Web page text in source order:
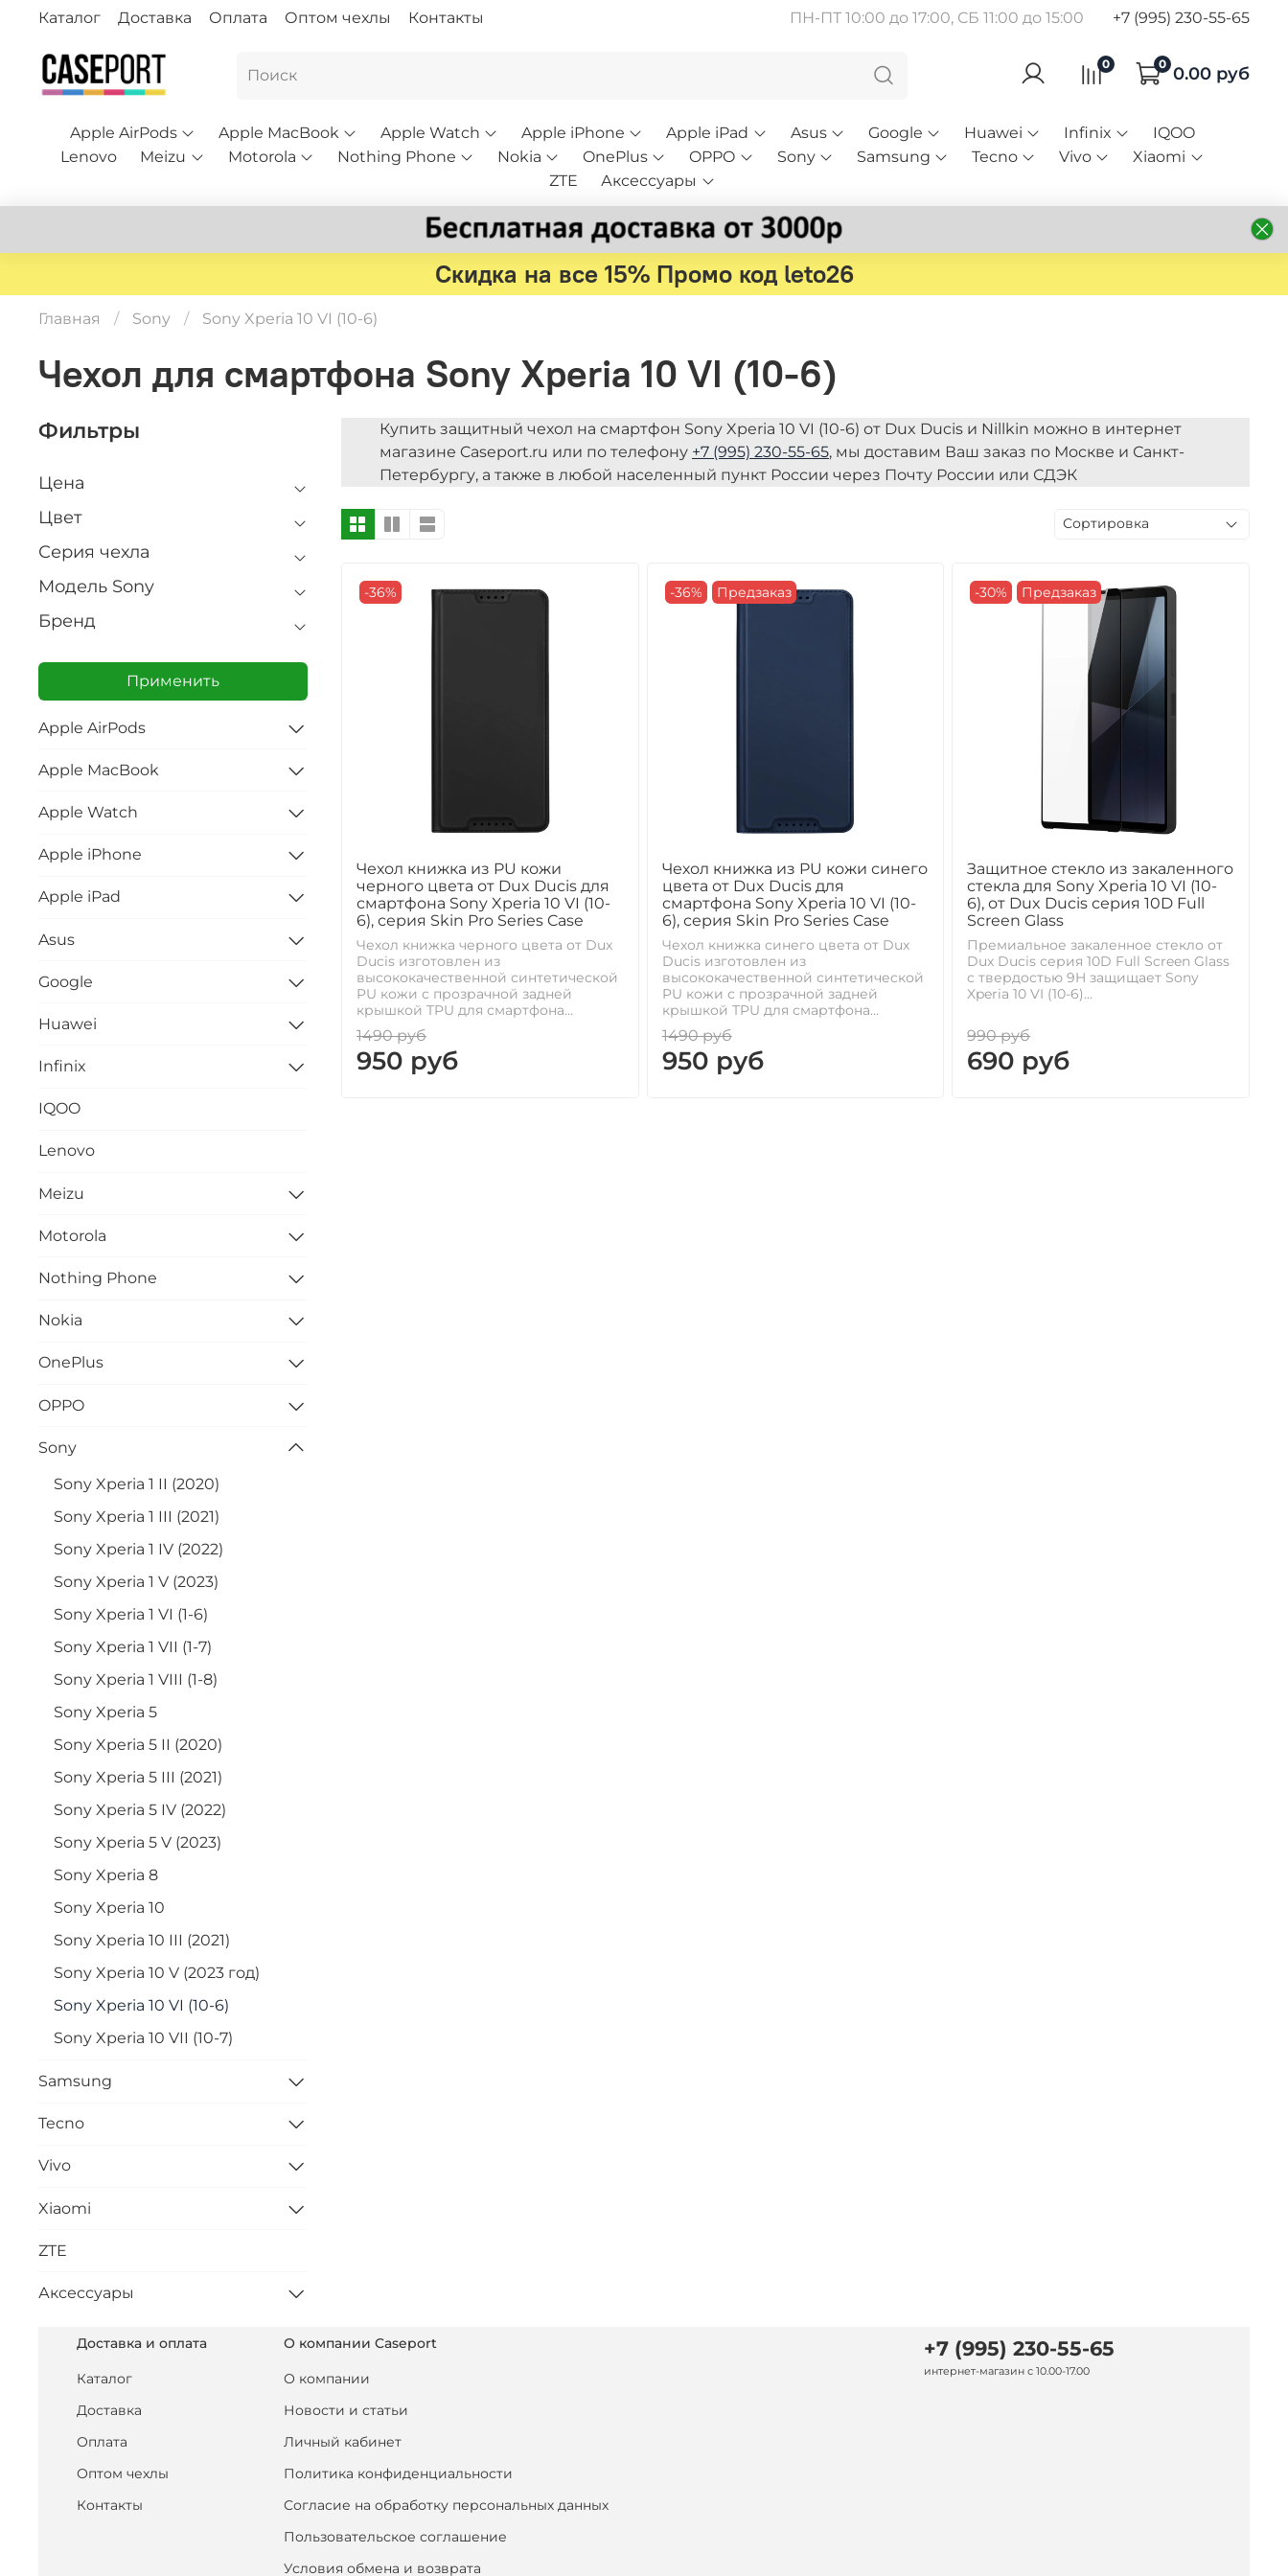
Каталог Доставка Оплата Оптом чехлы Контакты ПН-ПТ 10:00 до 17:00, СБ 11:00 до 15:00 +7 (995) 230-55-65
0 0 0.00 руб
Apple AirPods Apple MacBook Apple Watch Apple iPhone Apple iPad Asus Google Huawei Infinix
IQOO
Lenovo
Meizu Motorola Nothing Phone Nokia OnePlus OPPO Sony Samsung Tecno Vivo
Xiaomi
ZTE
Аксессуары
Скидка на все 15% Промо код leto26
Главная Sony Sony Xperia 10 VI (10-6)
Чехол для смартфона Sony Xperia 10 VI (10-6)
Купить защитный чехол на смартфон Sony Xperia 10 VI (10-6) от Dux Ducis и Nillkin можно в интернет
магазине Caseport.ru или по телефону +7 (995) 230-55-65, мы доставим Ваш заказ по Москве и Санкт-
Петербургу, а также в любой населенный пункт России через Почту России или СДЭК
-36%
Чехол книжка из PU кожи
черного цвета от Dux Ducis для
смартфона Sony Xperia 10 VI (10-
6), серия Skin Pro Series Case
Чехол книжка черного цвета от Dux
Ducis изготовлен из
высококачественной синтетической
PU кожи с прозрачной задней
крышкой TPU для смартфона...
1490 руб
950 руб
-36% Предзаказ
Чехол книжка из PU кожи синего
цвета от Dux Ducis для
смартфона Sony Xperia 10 VI (10-
6), серия Skin Pro Series Case
Чехол книжка синего цвета от Dux
Ducis изготовлен из
высококачественной синтетической
PU кожи с прозрачной задней
крышкой TPU для смартфона...
1490 руб
950 руб
-30% Предзаказ
Защитное стекло из закаленного
стекла для Sony Xperia 10 VI (10-
6), от Dux Ducis серия 10D Full
Screen Glass
Премиальное закаленное стекло от
Dux Ducis серия 10D Full Screen Glass
с твердостью 9H защищает Sony
Xperia 10 VI (10-6)...
990 руб
690 руб
Фильтры
Цена
Цвет
Серия чехла
Модель Sony
Бренд
Применить
Apple AirPods
Apple MacBook
Apple Watch
Apple iPhone
Apple iPad
Asus
Google
Huawei
Infinix
IQOO
Lenovo
Meizu
Motorola
Nothing Phone
Nokia
OnePlus
OPPO
Sony
Sony Xperia 1 II (2020)
Sony Xperia 1 III (2021)
Sony Xperia 1 IV (2022)
Sony Xperia 1 V (2023)
Sony Xperia 1 VI (1-6)
Sony Xperia 1 VII (1-7)
Sony Xperia 1 VIII (1-8)
Sony Xperia 5
Sony Xperia 5 II (2020)
Sony Xperia 5 III (2021)
Sony Xperia 5 IV (2022)
Sony Xperia 5 V (2023)
Sony Xperia 8
Sony Xperia 10
Sony Xperia 10 III (2021)
Sony Xperia 10 V (2023 год)
Sony Xperia 10 VI (10-6)
Sony Xperia 10 VII (10-7)
Samsung
Tecno
Vivo
Xiaomi
ZTE
Аксессуары
Доставка и оплата
Каталог
Доставка
Оплата
Оптом чехлы
Контакты
О компании Caseport
О компании
Новости и статьи
Личный кабинет
Политика конфиденциальности
Согласие на обработку персональных данных
Пользовательское соглашение
Условия обмена и возврата
+7 (995) 230-55-65
интернет-магазин с 10.00-17.00